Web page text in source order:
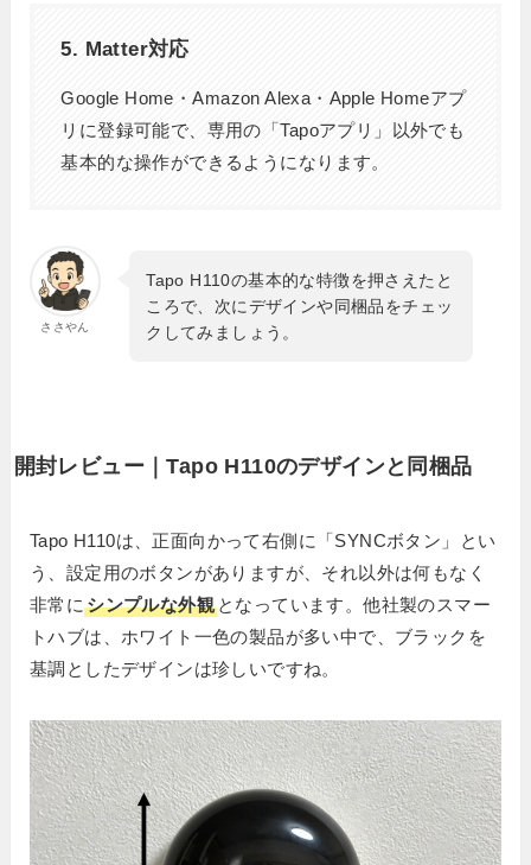
5. Matter対応
Google Home・Amazon Alexa・Apple Homeアプ
リに登録可能で、専用の「Tapoアプリ」以外でも
基本的な操作ができるようになります。
ささやん
Tapo H110の基本的な特徴を押さえたと
ころで、次にデザインや同梱品をチェッ
クしてみましょう。
開封レビュー｜Tapo H110のデザインと同梱品
Tapo H110は、正面向かって右側に「SYNCボタン」とい
う、設定用のボタンがありますが、それ以外は何もなく
非常にシンプルな外観 となっています。他社製のスマー
トハブは、ホワイト一色の製品が多い中で、ブラックを
基調としたデザインは珍しいですね。